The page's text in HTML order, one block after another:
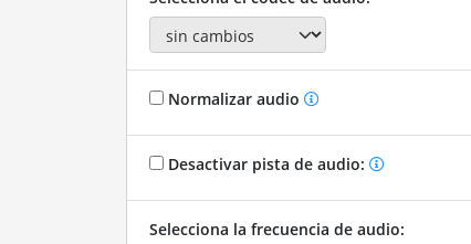
Normalizar audio
Desactivar pista de audio:
Selecciona la frecuencia de audio: